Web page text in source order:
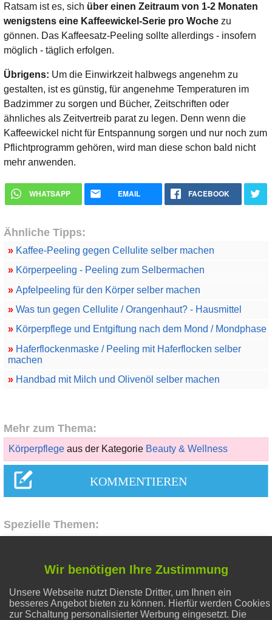
Ratsam ist es, sich über einen Zeitraum von 1-2 Monaten
wenigstens eine Kaffeewickel-Serie pro Woche zu
gönnen. Das Kaffeesatz-Peeling sollte allerdings - insofern
möglich - täglich erfolgen.
Übrigens: Um die Einwirkzeit halbwegs angenehm zu
gestalten, ist es günstig, für angenehme Temperaturen im
Badzimmer zu sorgen und Bücher, Zeitschriften oder
ähnliches als Zeitvertreib parat zu legen. Denn wenn die
Kaffeewickel nicht für Entspannung sorgen und nur noch zum
Pflichtprogramm gehören, wird man diese schon bald nicht
mehr anwenden.
WHATSAPP EMAIL FACEBOOK
Ähnliche Tipps:
»Kaffee-Peeling gegen Cellulite selber machen
»Körperpeeling - Peeling zum Selbermachen
»Apfelpeeling für den Körper selber machen
»Was tun gegen Cellulite / Orangenhaut? - Hausmittel
»Körperpflege und Entgiftung nach dem Mond / Mondphase
»Haferflockenmaske / Peeling mit Haferflocken selber
machen
»Handbad mit Milch und Olivenöl selber machen
Mehr zum Thema:
Körperpflegeaus der Kategorie Beauty & Wellness
Spezielle Themen:
Liebe & Partnerschaft
Wir benötigen Ihre Zustimmung
Unsere Webseite nutzt Dienste Dritter, um Ihnen ein
besseres Angebot bieten zu können. Hierfür werden Cookies
zur Schaltung personalisierter Werbung eingesetzt. Die